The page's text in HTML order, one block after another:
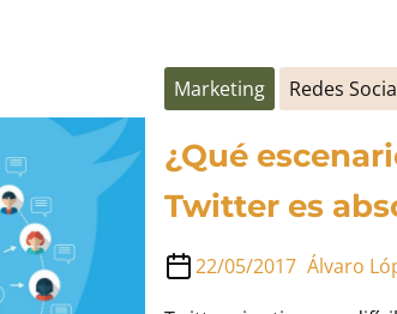
Marketing Redes
¿Qué
Twitter es
22/05/2017 Álvaro